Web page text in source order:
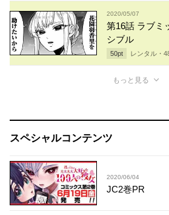
2020/05/07
第16話 ラブミ
シブル
50pt レンタル・
もっと見る
スペシャルコンテンツ
2020/06/04
JC2巻PR